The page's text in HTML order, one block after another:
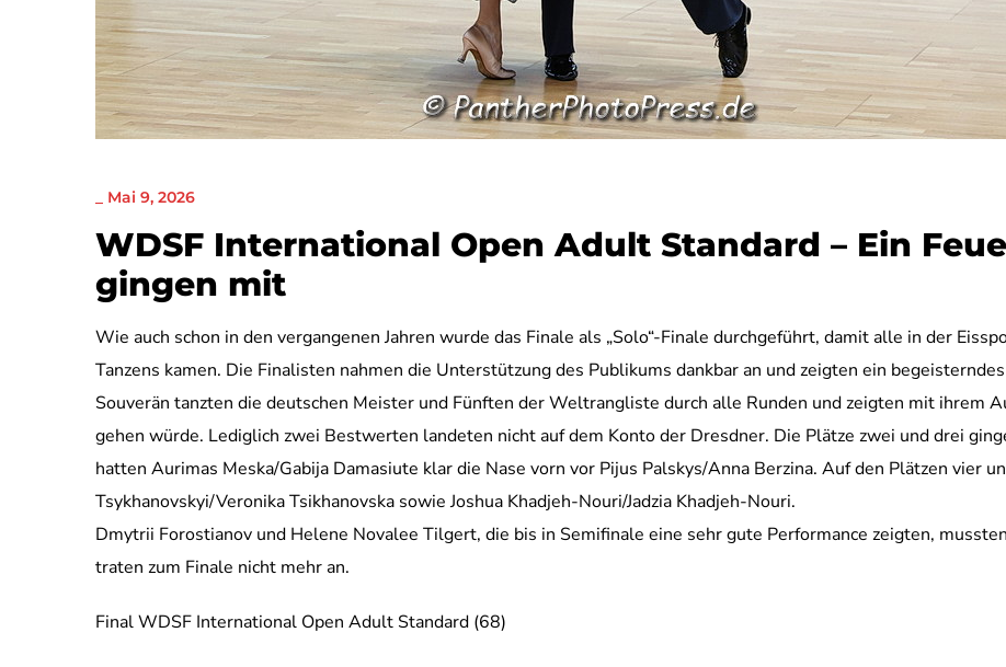
NICHT KATEGORISIERT
Mai 9, 2026
WDSF International Open Adult Standard – Ein
gingen mit
Wie auch schon in den vergangenen Jahren wurde das Finale als „Solo“-Finale durchgeführt, damit alle in der
Tanzens kamen. Die Finalisten nahmen die Unterstützung des Publikums dankbar an und zeigten ein
Souverän tanzten die deutschen Meister und Fünften der Weltrangliste durch alle Runden und zeigten mit ihrem
gehen würde. Lediglich zwei Bestwerten landeten nicht auf dem Konto der Dresdner. Die Plätze zwei und drei
hatten Aurimas Meska/Gabija Damasiute klar die Nase vorn vor Pijus Palskys/Anna Berzina. Auf den Plätzen vier
Tsykhanovskyi/Veronika Tsikhanovska sowie Joshua Khadjeh-Nouri/Jadzia Khadjeh-Nouri.
Dmytrii Forostianov und Helene Novalee Tilgert, die bis in Semifinale eine sehr gute Performance zeigten,
traten zum Finale nicht mehr an.
Final WDSF International Open Adult Standard (68)